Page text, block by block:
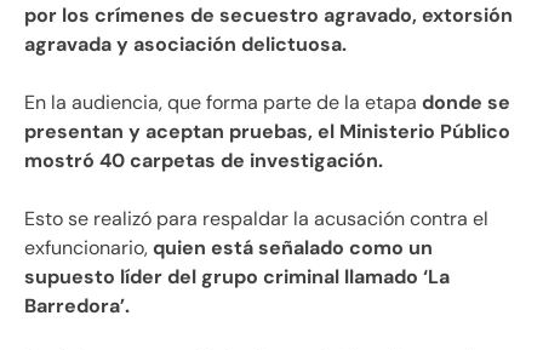
por los crímenes de secuestro agravado, extorsión
agravada y asociación delictuosa.
En la audiencia, que forma parte de la etapa donde se
presentan y aceptan pruebas, el Ministerio Público
mostró 40 carpetas de investigación.
Esto se realizó para respaldar la acusación contra el
exfuncionario,quien está señalado como un
supuesto líder del grupo criminal llamado ‘La
Barredora’.